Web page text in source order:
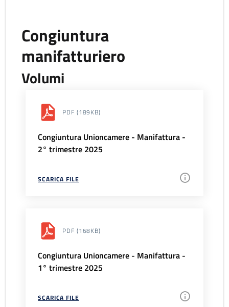
Congiuntura
manifatturiero
Volumi
PDF (189KB)
Congiuntura Unioncamere - Manifattura -
2° trimestre 2025
SCARICA FILE
PDF (168KB)
Congiuntura Unioncamere - Manifattura -
1° trimestre 2025
SCARICA FILE